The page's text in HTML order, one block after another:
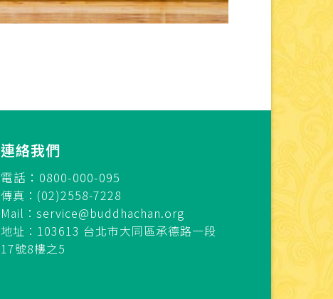
連絡我們
電話：0800-000-095
傳真：(02)2558-7228
Mail： service@buddhachan.org
地址：103613 台北市大同區承德路一段
17號8樓之5